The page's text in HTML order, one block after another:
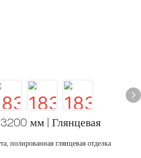
мм | Глянцевая
полированная глянцевая отделка